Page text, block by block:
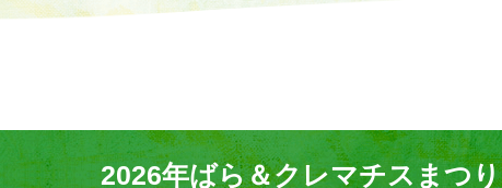
2026年ばら＆クレマチスまつり